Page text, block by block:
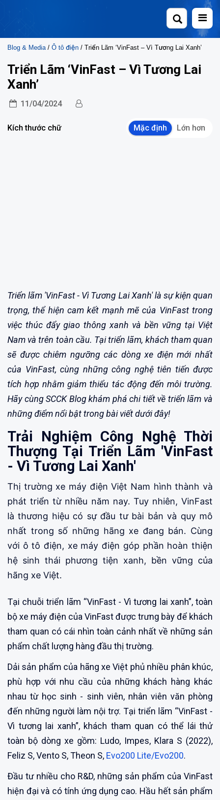
Blog & Media / Ô tô điện / Triển Lãm ‘VinFast – Vì Tương Lai Xanh’
Triển Lãm ‘VinFast – Vì Tương Lai
Xanh’
11/04/2024
Kích thước chữ Mặc định Lớn hơn
Triển lãm 'VinFast - Vì Tương Lai Xanh' là sự kiện quan
trọng, thể hiện cam kết mạnh mẽ của VinFast trong
việc thúc đẩy giao thông xanh và bền vững tại Việt
Nam và trên toàn cầu. Tại triển lãm, khách tham quan
sẽ được chiêm ngưỡng các dòng xe điện mới nhất
của VinFast, cùng những công nghệ tiên tiến được
tích hợp nhằm giảm thiểu tác động đến môi trường.
Hãy cùng SCCK Blog khám phá chi tiết về triển lãm và
những điểm nổi bật trong bài viết dưới đây!
Trải Nghiệm Công Nghệ Thời
Thượng Tại Triển Lãm 'VinFast
- Vì Tương Lai Xanh'
Thị trường xe máy điện Việt Nam hình thành và
phát triển từ nhiều năm nay. Tuy nhiên, VinFast
là thương hiệu có sự đầu tư bài bản và quy mô
nhất trong số những hãng xe đang bán. Cùng
với ô tô điện, xe máy điện góp phần hoàn thiện
hệ sinh thái phương tiện xanh, bền vững của
hãng xe Việt.
Tại chuỗi triển lãm “VinFast - Vì tương lai xanh”, toàn
bộ xe máy điện của VinFast được trưng bày để khách
tham quan có cái nhìn toàn cảnh nhất về những sản
phẩm chất lượng hàng đầu thị trường.
Dải sản phẩm của hãng xe Việt phủ nhiều phân khúc,
phù hợp với nhu cầu của những khách hàng khác
nhau từ học sinh - sinh viên, nhân viên văn phòng
đến những người làm nội trợ. Tại triển lãm “VinFast -
Vì tương lai xanh”, khách tham quan có thể lái thử
toàn bộ dòng xe gồm: Ludo, Impes, Klara S (2022),
Feliz S, Vento S, Theon S, Evo200 Lite/Evo200.
Đầu tư nhiều cho R&D, những sản phẩm của VinFast
hiện đại và có tính ứng dụng cao. Hầu hết sản phẩm